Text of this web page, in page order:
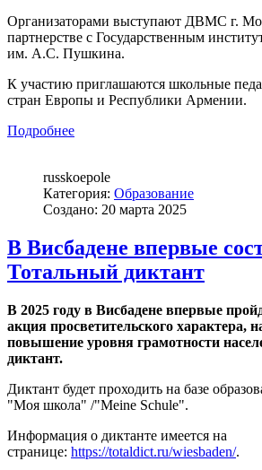
Организаторами выступают ДВМС г.
партнерстве с Государственным
им. А.С. Пушкина.
К участию приглашаются школьные
стран Европы и Республики Армении.
Подробнее
russkoepole
Категория: Образование
Создано: 20 марта 2025
В Висбадене впервые
Тотальный диктант
В 2025 году в Висбадене впервые
акция просветительского характера,
повышение уровня грамотности
диктант.
Диктант будет проходить на базе
"Моя школа" /"Meine Schule".
Информация о диктанте имеется на
странице: https://totaldict.ru/wiesbaden/.